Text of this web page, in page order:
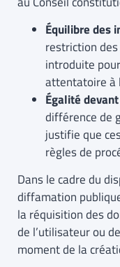
Équilibre des
restriction
introduite
attentatoire à
Égalité
différence de
justifie que
règles de
Dans le cadre du
diffamation
la réquisition des
de l’utilisateur ou
moment de la